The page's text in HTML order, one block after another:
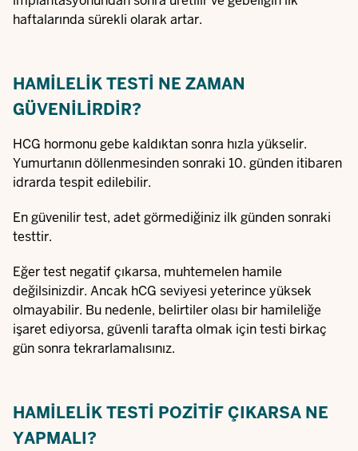
haftalarında sürekli olarak artar.
HAMILELIK TESTI NE ZAMAN
GÜVENILIRDIR?
HCG hormonu gebe kaldıktan sonra hızla yükselir.
Yumurtanın döllenmesinden sonraki 10. günden itibaren
idrarda tespit edilebilir.
En güvenilir test, adet görmediğiniz ilk günden sonraki
testtir.
Eğer test negatif çıkarsa, muhtemelen hamile
değilsinizdir. Ancak hCG seviyesi yeterince yüksek
olmayabilir. Bu nedenle, belirtiler olası bir hamileliğe
işaret ediyorsa, güvenli tarafta olmak için testi birkaç
gün sonra tekrarlamalısınız.
HAMILELIK TESTI POZITIF ÇIKARSA NE
YAPMALI?